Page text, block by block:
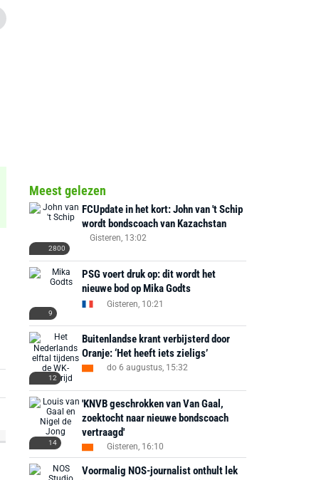
Meest gelezen
2800
FCUpdate in het kort: John van 't Schip
wordt bondscoach van Kazachstan
Gisteren, 13:02
9
PSG voert druk op: dit wordt het
nieuwe bod op Mika Godts
Gisteren, 10:21
12
Buitenlandse krant verbijsterd door
Oranje: ‘Het heeft iets zieligs’
do 6 augustus, 15:32
14
'KNVB geschrokken van Van Gaal,
zoektocht naar nieuwe bondscoach
vertraagd'
Gisteren, 16:10
Voormalig NOS-journalist onthult lek